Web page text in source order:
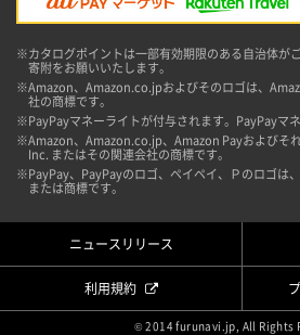
※カタログポイントは一部有効期限のある自治体が
寄附をお願いいたします。
※Amazon、Amazon.co.jpおよびそのロゴは、
社の商標です。
※PayPayマネーライトが付与されます。PayPayマ
※Amazon、Amazon.co.jp、Amazon Payおよびそ
Inc. またはその関連会社の商標です。
※PayPay、PayPayのロゴ、ペイペイ、Ｐのロゴは
または商標です。
ニュースリリース
利用規約
© 2014 furunavi.jp, All Rights